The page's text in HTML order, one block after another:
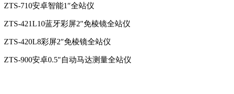
ZTS-710安卓智能1″全站仪
ZTS-421L10蓝牙彩屏2″免棱镜全站仪
ZTS-420L8彩屏2″免棱镜全站仪
ZTS-900安卓0.5″自动马达测量全站仪